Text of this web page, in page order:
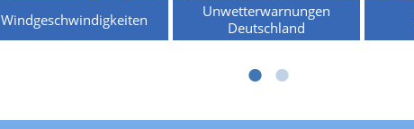
Windgeschwindigkeiten
Unwetterwarnungen
Deutschland